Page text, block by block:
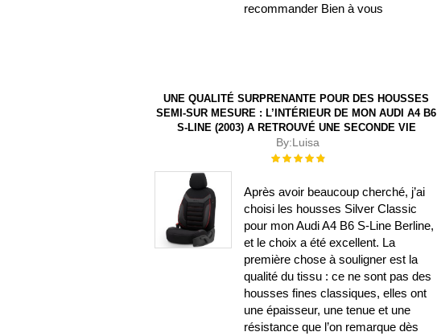
recommander Bien à vous
UNE QUALITÉ SURPRENANTE POUR DES HOUSSES
SEMI-SUR MESURE : L’INTÉRIEUR DE MON AUDI A4 B6
S-LINE (2003) A RETROUVÉ UNE SECONDE VIE
By:Luisa
Évaluation :
Après avoir beaucoup cherché, j’ai
choisi les housses Silver Classic
pour mon Audi A4 B6 S-Line Berline,
et le choix a été excellent. La
première chose à souligner est la
qualité du tissu : ce ne sont pas des
housses fines classiques, elles ont
une épaisseur, une tenue et une
résistance que l’on remarque dès